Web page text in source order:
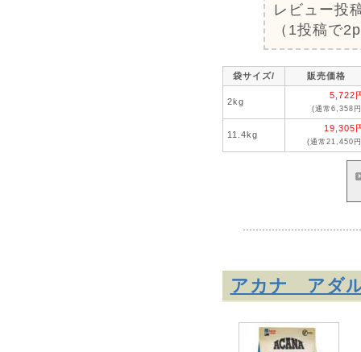
レビュー投
（1投稿で
袋サイズ/ 販売価格
2kg
5,722
(通常6,358
11.4kg
19,305
(通常21,450
アカナ アダ